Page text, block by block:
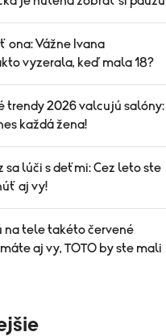
ona: Vážne Ivana
vyzerala, keď mala 18?
trendy 2026 valcujú salóny:
každá žena!
sa lúči s deťmi: Cez leto ste
aj vy!
na tele takéto červené
aj vy, TOTO by ste mali